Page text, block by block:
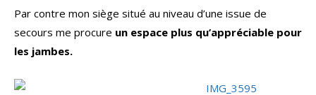
Par contre mon siège situé au niveau d’une issue de
secours me procure un espace plus qu’appréciable pour
les jambes.